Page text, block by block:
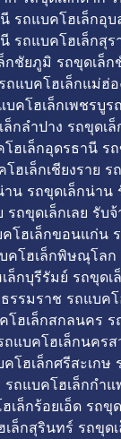
รถแบคโฮเล็ก
รถแบคโฮเล็ก
ชัยภูมิ รถขุดเล็
แบคโฮเล็กแม่
คโฮเล็กเพชร
กลำปาง รถขุดเ
ฮเล็กอุดรธานี
ฮเล็กเชียงราย
น รถขุดเล็กน่า
ถขุดเล็กเลย รับ
โฮเล็กขอนแก่
โฮเล็กพิษณุโล
กบุรีรัมย์ รถขุด
รรมราช รถแบ
ฮเล็กสกลนคร
แบคโฮเล็กนคร
โฮเล็กศรีสะเก
ถแบคโฮเล็กกำ
ล็กร้อยเอ็ด รถ
ล็กสุรินทร์ รถขุ